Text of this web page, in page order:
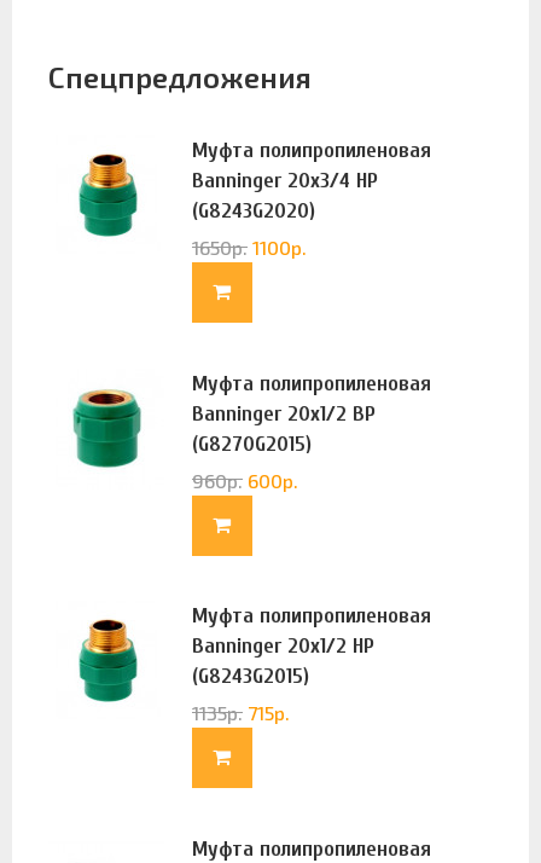
Спецпредложения
Муфта полипропиленовая
Banninger 20х3/4 НР
(G8243G2020)
1650р. 1100р.
Муфта полипропиленовая
Banninger 20х1/2 ВР
(G8270G2015)
960р. 600р.
Муфта полипропиленовая
Banninger 20х1/2 НР
(G8243G2015)
1135р. 715р.
Муфта полипропиленовая